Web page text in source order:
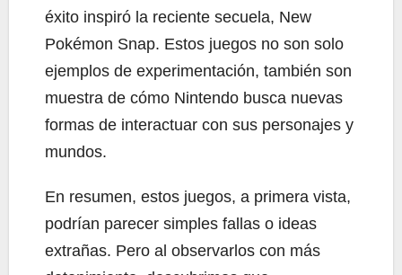
éxito inspiró la reciente secuela, New
Pokémon Snap. Estos juegos no son solo
ejemplos de experimentación, también son
muestra de cómo Nintendo busca nuevas
formas de interactuar con sus personajes y
mundos.
En resumen, estos juegos, a primera vista,
podrían parecer simples fallas o ideas
extrañas. Pero al observarlos con más